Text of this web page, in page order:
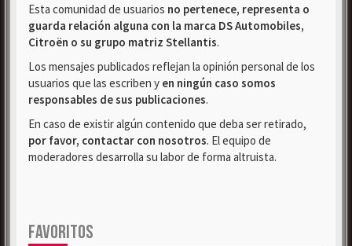
Esta comunidad de usuarios no pertenece, representa o
guarda relación alguna con la marca DS Automobiles,
Citroën o su grupo matriz Stellantis.
Los mensajes publicados reflejan la opinión personal de los
usuarios que las escriben y en ningún caso somos
responsables de sus publicaciones.
En caso de existir algún contenido que deba ser retirado,
por favor, contactar con nosotros. El equipo de
moderadores desarrolla su labor de forma altruista.
FAVORITOS